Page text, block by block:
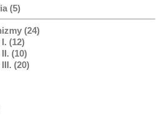
(5)
(24)
(12)
(10)
(20)